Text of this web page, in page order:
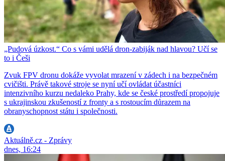
„Pudová úzkost.“ Co s vámi udělá dron-zabiják nad hlavou? Učí se
to i Češi
Zvuk FPV dronu dokáže vyvolat mrazení v zádech i na bezpečném
cvičišti. Právě takové stroje se nyní učí ovládat účastníci
intenzivního kurzu nedaleko Prahy, kde se české prostředí propojuje
s ukrajinskou zkušeností z fronty a s rostoucím důrazem na
obranyschopnost státu i společnosti.
Aktuálně.cz - Zprávy
dnes, 16:24